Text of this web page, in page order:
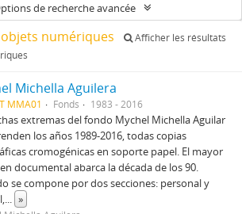
de recherche avancée
numériques
Afficher les résultats
Michella Aguilera
MMA01 Fonds 1983 - 2016
extremas del fondo Mychel Michella Aguilar
los años 1989-2016, todas copias
cromogénicas en soporte papel. El mayor
documental abarca la década de los 90.
se compone por dos secciones: personal y
... »